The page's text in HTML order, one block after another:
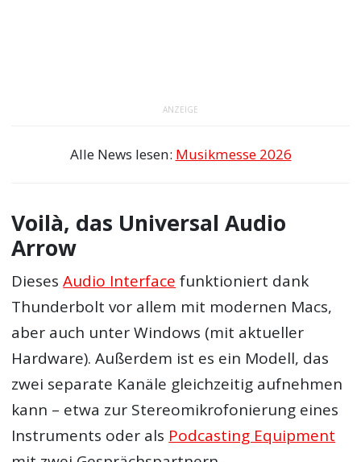
ANZEIGE
Alle News lesen: Musikmesse 2026
Voilà, das Universal Audio
Arrow
DiesesAudio Interface funktioniert dank
Thunderbolt vor allem mit modernen Macs,
aber auch unter Windows (mit aktueller
Hardware). Außerdem ist es ein Modell, das
zwei separate Kanäle gleichzeitig aufnehmen
kann – etwa zur Stereomikrofonierung eines
Instruments oder als Podcasting Equipment